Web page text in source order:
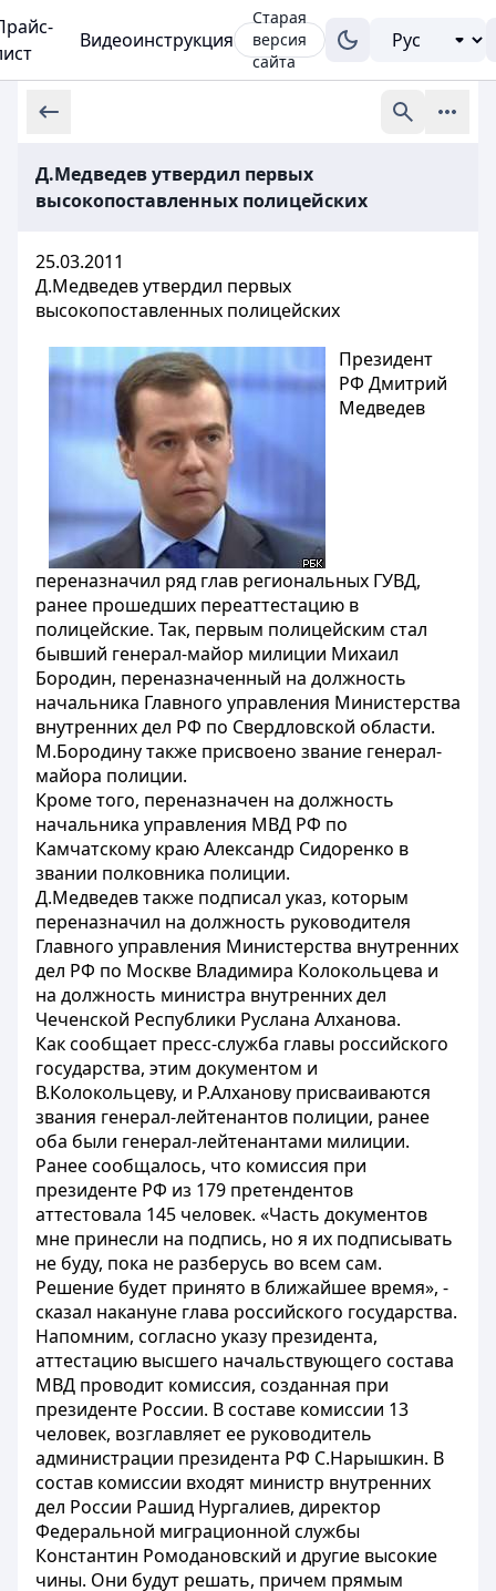
Видеоинструкция
Старая
версия
сайта
Д.Медведев утвердил первых
высокопоставленных полицейских
25.03.2011
Д.Медведев утвердил первых
высокопоставленных полицейских
Президент
РФ Дмитрий
Медведев
переназначил ряд глав региональных ГУВД,
ранее прошедших переаттестацию в
полицейские. Так, первым полицейским стал
бывший генерал-майор милиции Михаил
Бородин, переназначенный на должность
начальника Главного управления Министерства
внутренних дел РФ по Свердловской области.
М.Бородину также присвоено звание генерал-
майора полиции.
Кроме того, переназначен на должность
начальника управления МВД РФ по
Камчатскому краю Александр Сидоренко в
звании полковника полиции.
Д.Медведев также подписал указ, которым
переназначил на должность руководителя
Главного управления Министерства внутренних
дел РФ по Москве Владимира Колокольцева и
на должность министра внутренних дел
Чеченской Республики Руслана Алханова.
Как сообщает пресс-служба главы российского
государства, этим документом и
В.Колокольцеву, и Р.Алханову присваиваются
звания генерал-лейтенантов полиции, ранее
оба были генерал-лейтенантами милиции.
Ранее сообщалось, что комиссия при
президенте РФ из 179 претендентов
аттестовала 145 человек. «Часть документов
мне принесли на подпись, но я их подписывать
не буду, пока не разберусь во всем сам.
Решение будет принято в ближайшее время», -
сказал накануне глава российского государства.
Напомним, согласно указу президента,
аттестацию высшего начальствующего состава
МВД проводит комиссия, созданная при
президенте России. В составе комиссии 13
человек, возглавляет ее руководитель
администрации президента РФ С.Нарышкин. В
состав комиссии входят министр внутренних
дел России Рашид Нургалиев, директор
Федеральной миграционной службы
Константин Ромодановский и другие высокие
чины. Они будут решать, причем прямым